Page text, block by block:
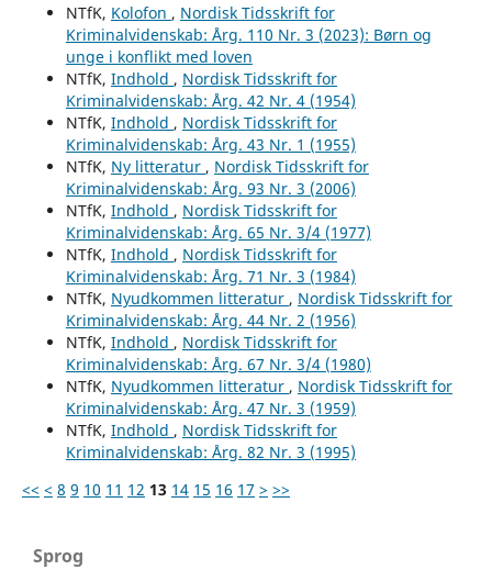
NTfK, Kolofon , Nordisk Tidsskrift for
Kriminalvidenskab: Årg. 110 Nr. 3 (2023): Børn og
unge i konflikt med loven
NTfK, Indhold , Nordisk Tidsskrift for
Kriminalvidenskab: Årg. 42 Nr. 4 (1954)
NTfK, Indhold , Nordisk Tidsskrift for
Kriminalvidenskab: Årg. 43 Nr. 1 (1955)
NTfK, Ny litteratur , Nordisk Tidsskrift for
Kriminalvidenskab: Årg. 93 Nr. 3 (2006)
NTfK, Indhold , Nordisk Tidsskrift for
Kriminalvidenskab: Årg. 65 Nr. 3/4 (1977)
NTfK, Indhold , Nordisk Tidsskrift for
Kriminalvidenskab: Årg. 71 Nr. 3 (1984)
NTfK, Nyudkommen litteratur , Nordisk Tidsskrift for
Kriminalvidenskab: Årg. 44 Nr. 2 (1956)
NTfK, Indhold , Nordisk Tidsskrift for
Kriminalvidenskab: Årg. 67 Nr. 3/4 (1980)
NTfK, Nyudkommen litteratur , Nordisk Tidsskrift for
Kriminalvidenskab: Årg. 47 Nr. 3 (1959)
NTfK, Indhold , Nordisk Tidsskrift for
Kriminalvidenskab: Årg. 82 Nr. 3 (1995)
<< < 8 9 10 11 12 13 14 15 16 17 > >>
Sprog